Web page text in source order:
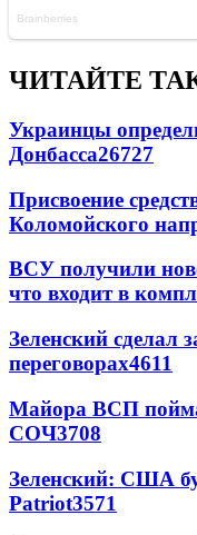
ЧИТАЙТЕ
Украинцы
Донбасса26727
Присвоение
Коломойского
ВСУ получили
что входит в
Зеленский сделал
переговорах4611
Майора ВСП
СОЧ3708
Зеленский: США
Patriot3571